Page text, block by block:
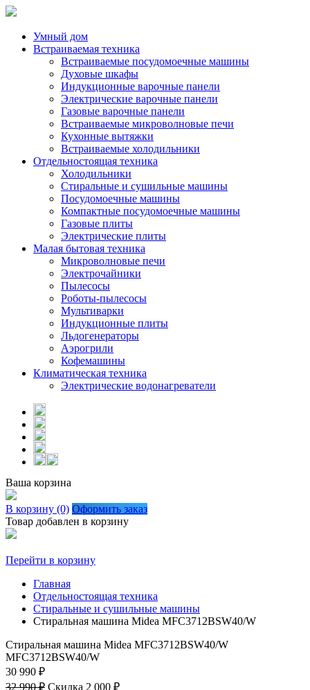
Умный дом
Встраиваемая техника
Встраиваемые посудомоечные машины
Духовые шкафы
Индукционные варочные панели
Электрические варочные панели
Газовые варочные панели
Встраиваемые микроволновые печи
Кухонные вытяжки
Встраиваемые холодильники
Отдельностоящая техника
Холодильники
Стиральные и сушильные машины
Посудомоечные машины
Компактные посудомоечные машины
Газовые плиты
Электрические плиты
Малая бытовая техника
Микроволновые печи
Электрочайники
Пылесосы
Роботы-пылесосы
Мультиварки
Индукционные плиты
Льдогенераторы
Аэрогрили
Кофемашины
Климатическая техника
Электрические водонагреватели
Ваша корзина
В корзину (0) Оформить заказ
Товар добавлен в корзину
Перейти в корзину
Главная
Отдельностоящая техника
Стиральные и сушильные машины
Стиральная машина Midea MFC3712BSW40/W
Стиральная машина Midea MFC3712BSW40/W
MFC3712BSW40/W
30 990 ₽
32 990 ₽ Скидка 2 000 ₽